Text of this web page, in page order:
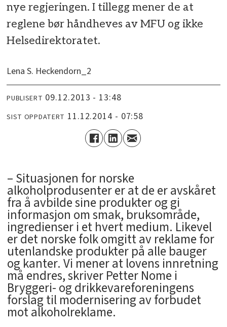
nye regjeringen. I tillegg mener de at
reglene bør håndheves av MFU og ikke
Helsedirektoratet.
Lena S. Heckendorn_2
PUBLISERT 09.12.2013 - 13:48
SIST OPPDATERT 11.12.2014 - 07:58
– Situasjonen for norske
alkoholprodusenter er at de er avskåret
fra å avbilde sine produkter og gi
informasjon om smak, bruksområde,
ingredienser i et hvert medium. Likevel
er det norske folk omgitt av reklame for
utenlandske produkter på alle bauger
og kanter. Vi mener at lovens innretning
må endres, skriver Petter Nome i
Bryggeri- og drikkevareforeningens
forslag til modernisering av forbudet
mot alkoholreklame.